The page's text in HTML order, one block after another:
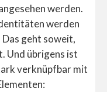
werden.
werden
geht soweit,
Und übrigens ist
verknüpfbar mit